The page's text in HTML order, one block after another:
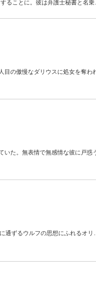
ることに。彼は弁護士秘書と名乗
目の傲慢なダリウスに処女を奪わ
いた。無表情で無感情な彼に戸惑
通ずるウルフの思想にふれるオリ